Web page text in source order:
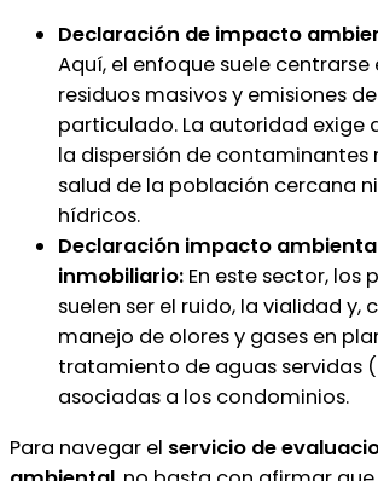
Declaración de impacto
Aquí, el enfoque suele
residuos masivos y emisiones
particulado. La autoridad exige
la dispersión de contaminantes
salud de la población cercana
hídricos.
Declaración impacto
inmobiliario: En este sector, los
suelen ser el ruido, la vialidad y,
manejo de olores y gases en
tratamiento de aguas servidas
asociadas a los condominios.
Para navegar el servicio de